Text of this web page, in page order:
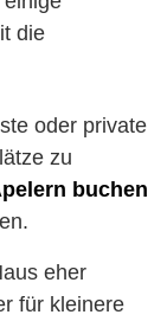
die
oder private
zu
buchen
eher
für kleinere